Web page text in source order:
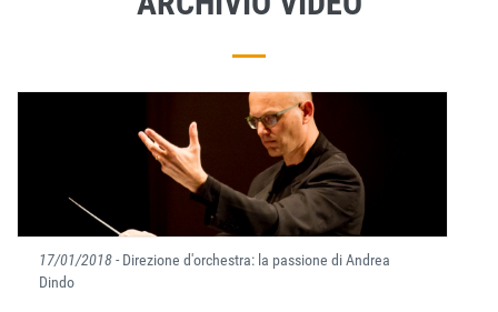
17/01/2018- Direzione d'orchestra: la passione di Andrea
Dindo